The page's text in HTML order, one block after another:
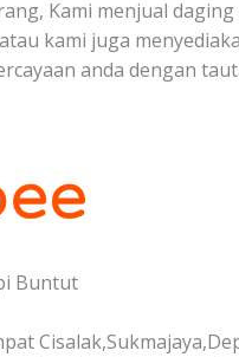
Kami menjual
kami juga
anda dengan
Buntut